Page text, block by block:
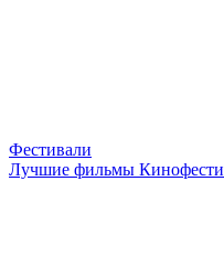
Фестивали
Лучшие фильмы